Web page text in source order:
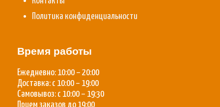
Политика конфиденциальности
Время работы
Ежедневно: 10:00 – 20:00
Доставка: с 10:00 – 19:00
Самовывоз: с 10:00 – 19:30
Прием заказов до 19:00